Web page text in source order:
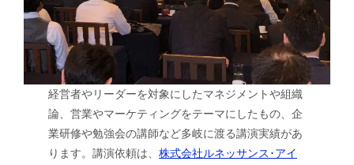
経営者やリーダーを対象にしたマネジメントや組織
論、営業やマーケティングをテーマにしたもの、企
業研修や勉強会の講師など多岐に渡る講演実績があ
ります。講演依頼は、株式会社ルネッサンス･アイ